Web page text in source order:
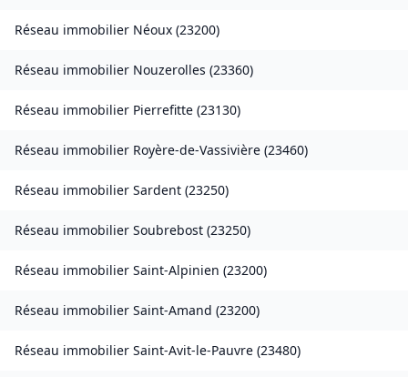
Réseau immobilier Néoux (23200)
Réseau immobilier Nouzerolles (23360)
Réseau immobilier Pierrefitte (23130)
Réseau immobilier Royère-de-Vassivière (23460)
Réseau immobilier Sardent (23250)
Réseau immobilier Soubrebost (23250)
Réseau immobilier Saint-Alpinien (23200)
Réseau immobilier Saint-Amand (23200)
Réseau immobilier Saint-Avit-le-Pauvre (23480)